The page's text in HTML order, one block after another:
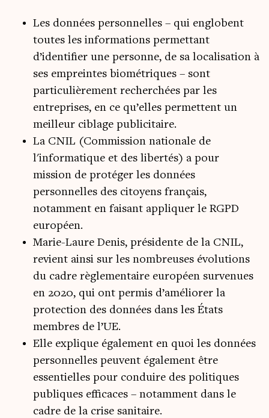
Les données personnelles – qui englobent
toutes les informations permettant
d’identifier une personne, de sa localisation à
ses empreintes biométriques – sont
particulièrement recherchées par les
entreprises, en ce qu’elles permettent un
meilleur ciblage publicitaire.
La CNIL (Commission nationale de
l'informatique et des libertés) a pour
mission de protéger les données
personnelles des citoyens français,
notamment en faisant appliquer le RGPD
européen.
Marie-Laure Denis, présidente de la CNIL,
revient ainsi sur les nombreuses évolutions
du cadre règlementaire européen survenues
en 2020, qui ont permis d’améliorer la
protection des données dans les États
membres de l’UE.
Elle explique également en quoi les données
personnelles peuvent également être
essentielles pour conduire des politiques
publiques efficaces – notamment dans le
cadre de la crise sanitaire.